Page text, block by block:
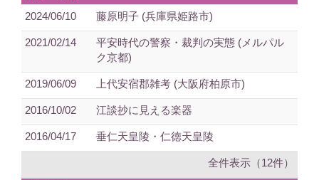
2024/06/10
藤原明子 (兵庫県姫路市)
2021/02/14
平安時代の警察・裁判の実態 (メルパル
ク京都)
2019/06/09 上代安宿郡雑考 (大阪府柏原市)
2016/10/02 江談抄に見える楽器
2016/04/17 垂仁天皇陵・仁徳天皇陵
全件表示（12件）